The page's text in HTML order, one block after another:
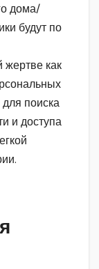
дома/
будут по
жертве как
поиска
и доступа